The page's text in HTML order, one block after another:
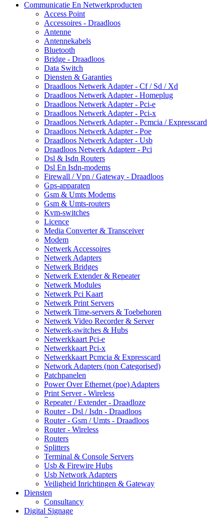
Communicatie En Netwerkproducten
Access Point
Accessoires - Draadloos
Antenne
Antennekabels
Bluetooth
Bridge - Draadloos
Data Switch
Diensten & Garanties
Draadloos Netwerk Adapter - Cf / Sd / Xd
Draadloos Netwerk Adapter - Homeplug
Draadloos Netwerk Adapter - Pci-e
Draadloos Netwerk Adapter - Pci-x
Draadloos Netwerk Adapter - Pcmcia / Expresscard
Draadloos Netwerk Adapter - Poe
Draadloos Netwerk Adapter - Usb
Draadloos Netwerk Adapterr - Pci
Dsl & Isdn Routers
Dsl En Isdn-modems
Firewall / Vpn / Gateway - Draadloos
Gps-apparaten
Gsm & Umts Modems
Gsm & Umts-routers
Kvm-switches
Licence
Media Converter & Transceiver
Modem
Netwerk Accessoires
Netwerk Adapters
Netwerk Bridges
Netwerk Extender & Repeater
Netwerk Modules
Netwerk Pci Kaart
Netwerk Print Servers
Netwerk Time-servers & Toebehoren
Netwerk Video Recorder & Server
Netwerk-switches & Hubs
Netwerkkaart Pci-e
Netwerkkaart Pci-x
Netwerkkaart Pcmcia & Expresscard
Network Adapters (non Categorised)
Patchpanelen
Power Over Ethernet (poe) Adapters
Print Server - Wireless
Repeater / Extender - Draadloze
Router - Dsl / Isdn - Draadloos
Router - Gsm / Umts - Draadloos
Router - Wireless
Routers
Splitters
Terminal & Console Servers
Usb & Firewire Hubs
Usb Network Adapters
Veiligheid Inrichtingen & Gateway
Diensten
Consultancy
Digital Signage